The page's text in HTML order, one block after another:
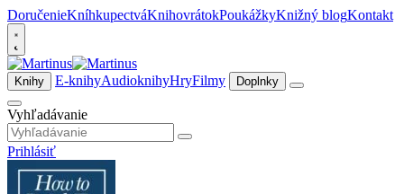
DoručenieKníhkupectváKnihovrátokPoukážkyKnižný blogKontakt
Knihy E-knihyAudioknihyHryFilmy Doplnky
Vyhľadávanie
Prihlásiť